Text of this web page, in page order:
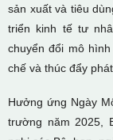
sản xuất và tiêu
triển kinh tế tư
chuyển đổi mô
chế và thúc đẩy
Hưởng ứng Ngày
trường năm 2025,